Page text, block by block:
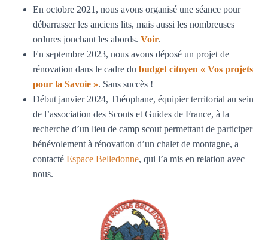
En octobre 2021, nous avons organisé une séance pour
débarrasser les anciens lits, mais aussi les nombreuses
ordures jonchant les abords. Voir.
En septembre 2023, nous avons déposé un projet de
rénovation dans le cadre du budget citoyen « Vos projets
pour la Savoie ». Sans succès !
Début janvier 2024, Théophane, équipier territorial au sein
de l’association des Scouts et Guides de France, à la
recherche d’un lieu de camp scout permettant de participer
bénévolement à rénovation d’un chalet de montagne, a
contacté Espace Belledonne, qui l’a mis en relation avec
nous.